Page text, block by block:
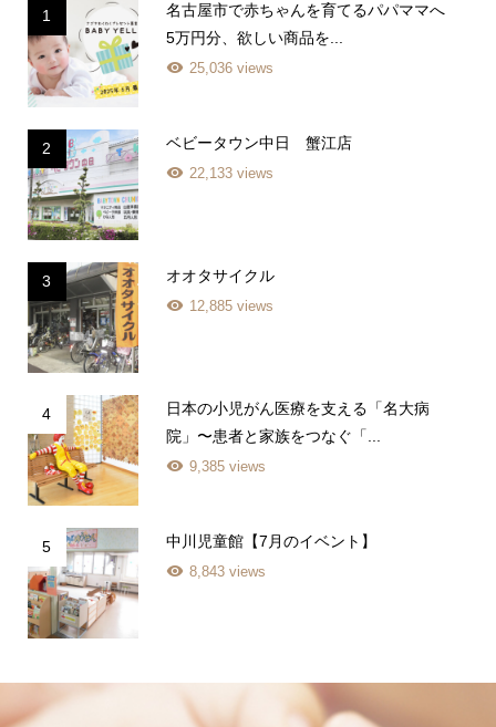
1
名古屋市で赤ちゃんを育てるパパママへ
5万円分、欲しい商品を...
25,036 views
2 ベビータウン中日 蟹江店
22,133 views
3 オオタサイクル
12,885 views
4
日本の小児がん医療を支える「名大病
院」〜患者と家族をつなぐ「...
9,385 views
5 中川児童館【7月のイベント】
8,843 views